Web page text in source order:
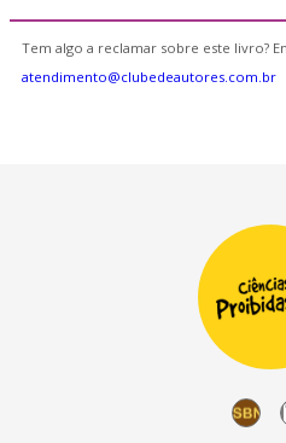
Tem algo a reclamar sobre este livro?
atendimento@clubedeautores.com.br